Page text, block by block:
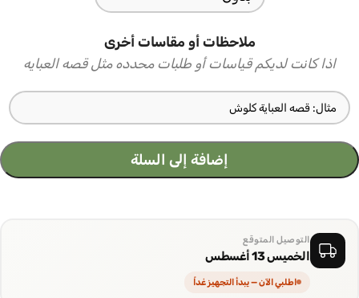
ملاحظات أو مقاسات أخرى
اذا كانت لديكم قياسات أو طلبات محدده مثل قصه العبايه
إضافة إلى السلة
التوصيل المتوقع
الخميس 13 أغسطس
اطلبي الآن — يبدأ التجهيز غداً